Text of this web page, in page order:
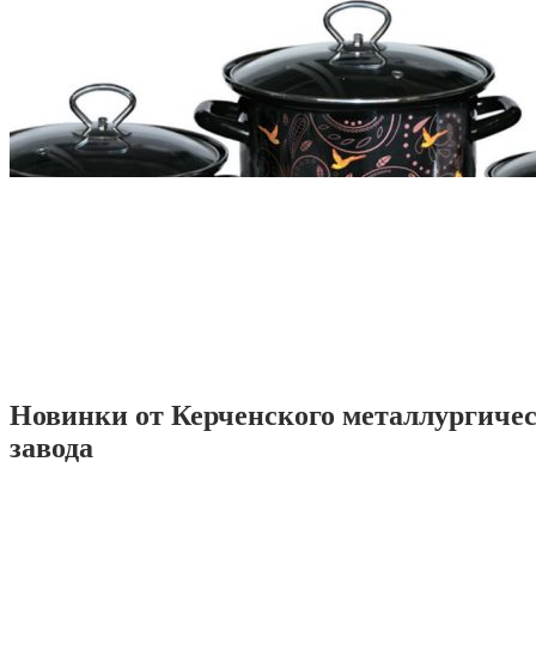
Новинки от Керченского
завода